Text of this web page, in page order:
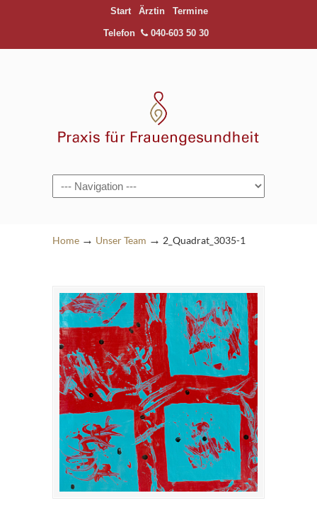
Start Ärztin Termine
Telefon 040-603 50 30
Navigation
Home → Unser Team → 2_Quadrat_3035-1